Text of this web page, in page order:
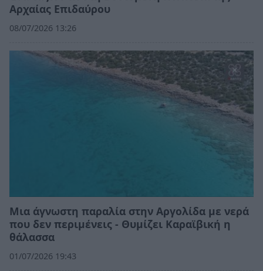
Αρχαίας Επιδαύρου
08/07/2026 13:26
Μια άγνωστη παραλία στην Αργολίδα με νερά
που δεν περιμένεις - Θυμίζει Καραϊβική η
θάλασσα
01/07/2026 19:43